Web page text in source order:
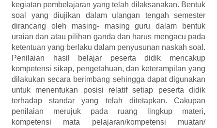
kegiatan pembelajaran yang telah dilaksanakan. Bentuk
soal yang diujikan dalam ulangan tengah semester
dirancang oleh masing- masing guru dalam bentuk
uraian dan atau pilihan ganda dan harus mengacu pada
ketentuan yang berlaku dalam penyusunan naskah soal.
Penilaian hasil belajar peserta didik mencakup
kompetensi sikap, pengetahuan, dan keterampilan yang
dilakukan secara berimbang sehingga dapat digunakan
untuk menentukan posisi relatif setiap peserta didik
terhadap standar yang telah ditetapkan. Cakupan
penilaian merujuk pada ruang lingkup materi,
kompetensi mata pelajaran/kompetensi muatan/